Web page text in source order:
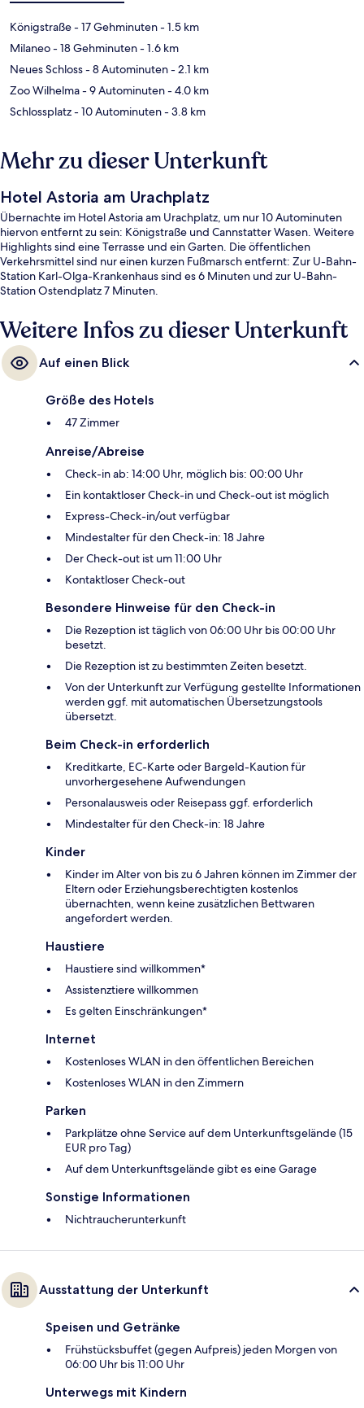
Königstraße- 17 Gehminuten- 1.5 km
Milaneo- 18 Gehminuten- 1.6 km
Neues Schloss- 8 Autominuten- 2.1 km
Zoo Wilhelma- 9 Autominuten- 4.0 km
Schlossplatz- 10 Autominuten- 3.8 km
Mehr zu dieser Unterkunft
Hotel Astoria am Urachplatz
Übernachte im Hotel Astoria am Urachplatz, um nur 10 Autominuten
hiervon entfernt zu sein: Königstraße und Cannstatter Wasen. Weitere
Highlights sind eine Terrasse und ein Garten. Die öffentlichen
Verkehrsmittel sind nur einen kurzen Fußmarsch entfernt: Zur U-Bahn-
Station Karl-Olga-Krankenhaus sind es 6 Minuten und zur U-Bahn-
Station Ostendplatz 7 Minuten.
Weitere Infos zu dieser Unterkunft
Auf einen Blick
Größe des Hotels
47 Zimmer
Anreise/Abreise
Check-in ab: 14:00 Uhr, möglich bis: 00:00 Uhr
Ein kontaktloser Check-in und Check-out ist möglich
Express-Check-in/out verfügbar
Mindestalter für den Check-in: 18 Jahre
Der Check-out ist um 11:00 Uhr
Kontaktloser Check-out
Besondere Hinweise für den Check-in
Die Rezeption ist täglich von 06:00 Uhr bis 00:00 Uhr
besetzt.
Die Rezeption ist zu bestimmten Zeiten besetzt.
Von der Unterkunft zur Verfügung gestellte Informationen
werden ggf. mit automatischen Übersetzungstools
übersetzt.
Beim Check-in erforderlich
Kreditkarte, EC-Karte oder Bargeld-Kaution für
unvorhergesehene Aufwendungen
Personalausweis oder Reisepass ggf. erforderlich
Mindestalter für den Check-in: 18 Jahre
Kinder
Kinder im Alter von bis zu 6 Jahren können im Zimmer der
Eltern oder Erziehungsberechtigten kostenlos
übernachten, wenn keine zusätzlichen Bettwaren
angefordert werden.
Haustiere
Haustiere sind willkommen*
Assistenztiere willkommen
Es gelten Einschränkungen*
Internet
Kostenloses WLAN in den öffentlichen Bereichen
Kostenloses WLAN in den Zimmern
Parken
Parkplätze ohne Service auf dem Unterkunftsgelände (15
EUR pro Tag)
Auf dem Unterkunftsgelände gibt es eine Garage
Sonstige Informationen
Nichtraucherunterkunft
Ausstattung der Unterkunft
Speisen und Getränke
Frühstücksbuffet (gegen Aufpreis) jeden Morgen von
06:00 Uhr bis 11:00 Uhr
Unterwegs mit Kindern